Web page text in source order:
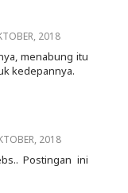
2018
menabung itu
kedepannya.
2018
Postingan ini